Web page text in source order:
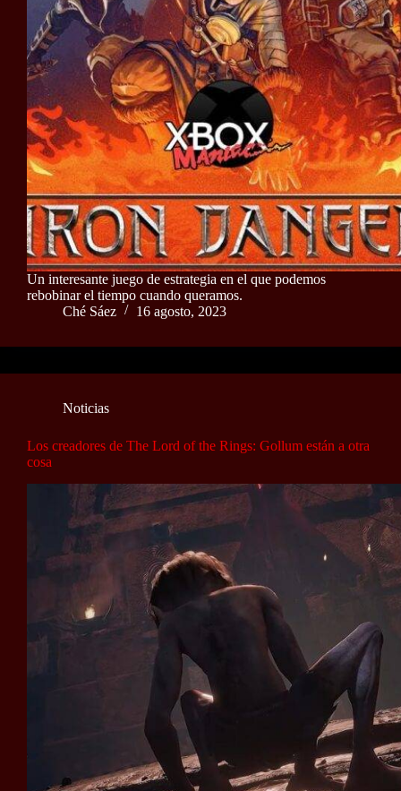
Un interesante juego de estrategia en el que podemos
rebobinar el tiempo cuando queramos.
Ché Sáez
16 agosto, 2023
Noticias
Los creadores de The Lord of the Rings: Gollum están a otra
cosa